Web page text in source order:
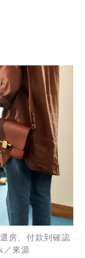
房、付款到確認
／來源